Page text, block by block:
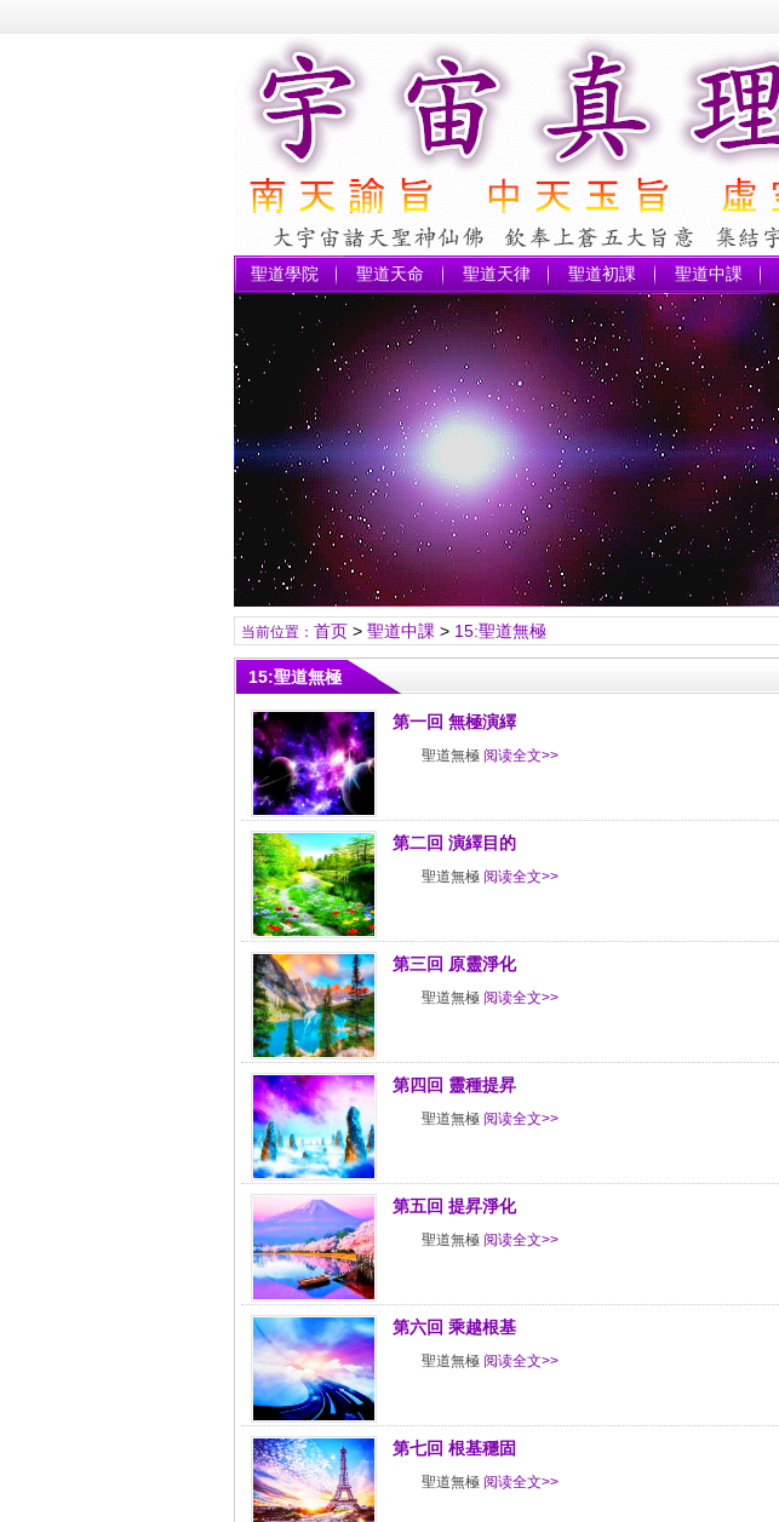
聖道學院 聖道天命 聖道天律 聖道初課 聖道中課
当前位置： 首页> 聖道中課 > 15:聖道無極
15:聖道無極
第一回 無極演繹
聖道無極 阅读全文>>
第二回 演繹目的
聖道無極 阅读全文>>
第三回 原靈淨化
聖道無極 阅读全文>>
第四回 靈種提昇
聖道無極 阅读全文>>
第五回 提昇淨化
聖道無極 阅读全文>>
第六回 乘越根基
聖道無極 阅读全文>>
第七回 根基穩固
聖道無極 阅读全文>>